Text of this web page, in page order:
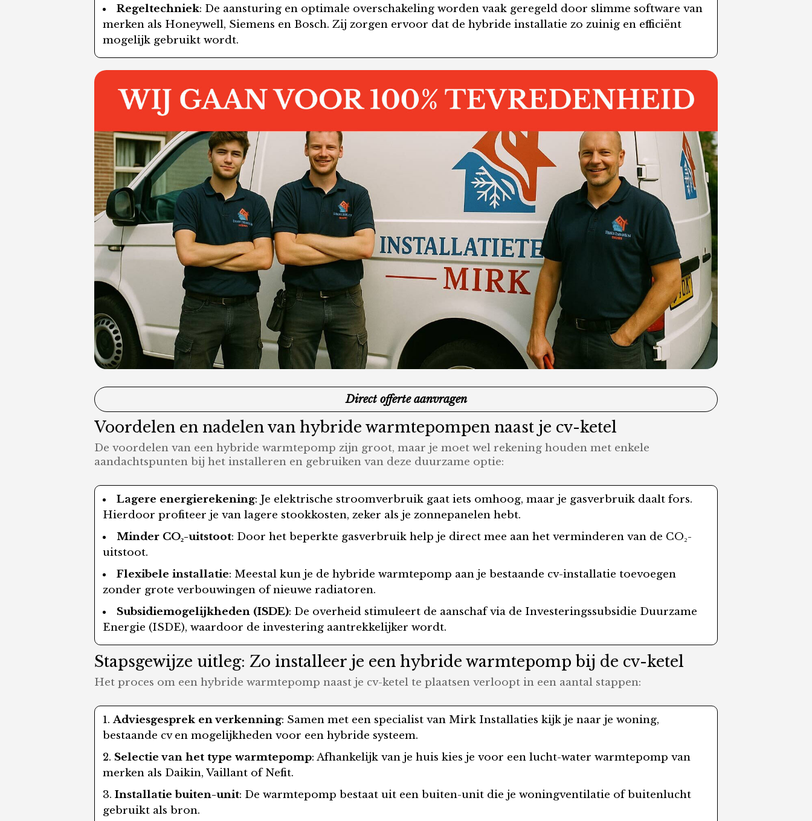
Regeltechniek: De aansturing en optimale overschakeling worden vaak geregeld door slimme software van
merken als Honeywell, Siemens en Bosch. Zij zorgen ervoor dat de hybride installatie zo zuinig en efficiënt
mogelijk gebruikt wordt.
Direct offerte aanvragen
Voordelen en nadelen van hybride warmtepompen naast je cv-ketel
De voordelen van een hybride warmtepomp zijn groot, maar je moet wel rekening houden met enkele
aandachtspunten bij het installeren en gebruiken van deze duurzame optie:
Lagere energierekening: Je elektrische stroomverbruik gaat iets omhoog, maar je gasverbruik daalt fors.
Hierdoor profiteer je van lagere stookkosten, zeker als je zonnepanelen hebt.
Minder CO₂-uitstoot: Door het beperkte gasverbruik help je direct mee aan het verminderen van de CO₂-
uitstoot.
Flexibele installatie: Meestal kun je de hybride warmtepomp aan je bestaande cv-installatie toevoegen
zonder grote verbouwingen of nieuwe radiatoren.
Subsidiemogelijkheden (ISDE): De overheid stimuleert de aanschaf via de Investeringssubsidie Duurzame
Energie (ISDE), waardoor de investering aantrekkelijker wordt.
Stapsgewijze uitleg: Zo installeer je een hybride warmtepomp bij de cv-ketel
Het proces om een hybride warmtepomp naast je cv-ketel te plaatsen verloopt in een aantal stappen:
Adviesgesprek en verkenning: Samen met een specialist van Mirk Installaties kijk je naar je woning,
bestaande cv en mogelijkheden voor een hybride systeem.
Selectie van het type warmtepomp: Afhankelijk van je huis kies je voor een lucht-water warmtepomp van
merken als Daikin, Vaillant of Nefit.
Installatie buiten-unit: De warmtepomp bestaat uit een buiten-unit die je woningventilatie of buitenlucht
gebruikt als bron.